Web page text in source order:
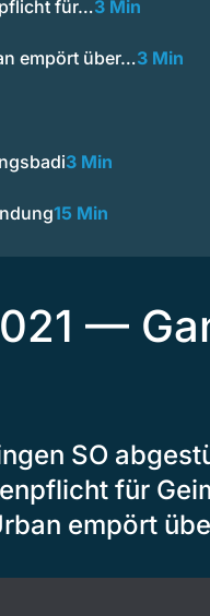
für…3 Min
empört über…3 Min
3 Min
15 Min
—
SO
für
empört